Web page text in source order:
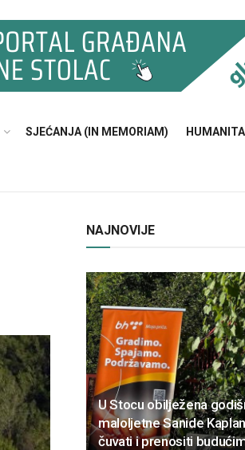
SJEĆANJA (IN MEMORIAM)
NAJNOVIJE
U Stocu obilježena
maloljetne Sanide
čuvati i prenositi